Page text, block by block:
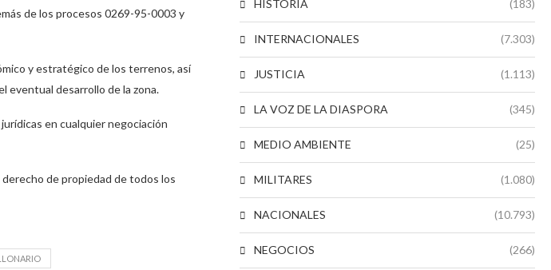
de los procesos 0269-95-0003 y
y estratégico de los terrenos, así
eventual desarrollo de la zona.
en cualquier negociación
de propiedad de todos los
HISTORIA (183)
INTERNACIONALES (7.303)
JUSTICIA (1.113)
LA VOZ DE LA DIASPORA (345)
MEDIO AMBIENTE (25)
MILITARES (1.080)
NACIONALES (10.793)
NEGOCIOS (266)